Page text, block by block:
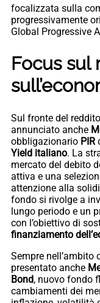
focalizzata sulla
progressivamente
Global Progressive
Focus sul
Sul fronte del
annunciato anche
obbligazionario PIR
Yield italiano. La
mercato del debito
attiva e una
attenzione alla
fondo si rivolge a
lungo periodo e un
con l’obiettivo di
finanziamento
Sempre nell’ambito
presentato anche
Bond, nuovo fondo
cambiamenti dei